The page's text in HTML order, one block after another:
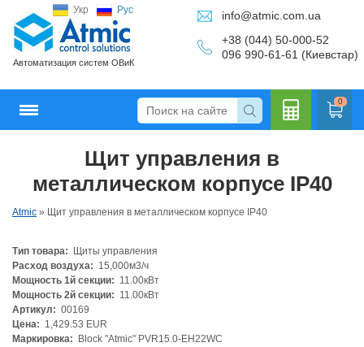
Укр Рус
Автоматизация систем ОВиК
info@atmic.com.ua
+38 (044) 50-000-52
096 990-61-61 (Киевстар)
0
Щит управления в
металлическом корпусе IP40
Atmic » Щит управления в металлическом корпусе IP40
Тип товара:
Щиты управления
Расход воздуха: 15,000м3/ч
Мощность 1й секции: 11.00кВт
Мощность 2й секции: 11.00кВт
Артикул: 00169
Цена: 1,429.53 EUR
Маркировка:
Block "Atmic" PVR15.0-EH22WC